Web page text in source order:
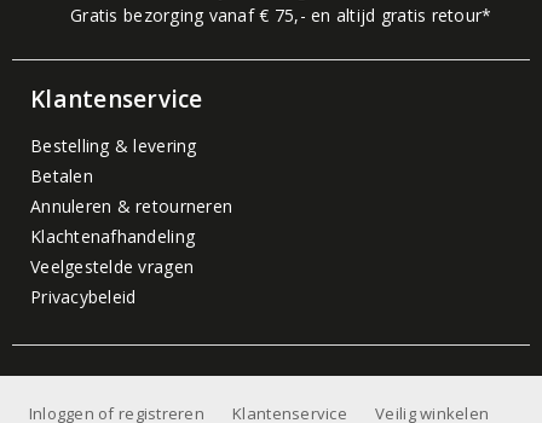
Gratis bezorging vanaf € 75,- en altijd gratis retour*
Klantenservice
Bestelling & levering
Betalen
Annuleren & retourneren
Klachtenafhandeling
Veelgestelde vragen
Privacybeleid
Inloggen of registreren Klantenservice Veilig winkelen